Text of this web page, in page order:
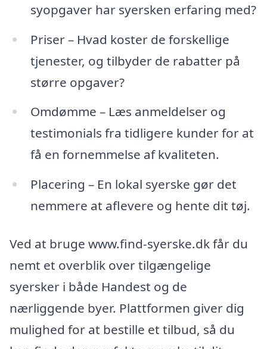
syopgaver har syersken erfaring med?
Priser – Hvad koster de forskellige
tjenester, og tilbyder de rabatter på
større opgaver?
Omdømme – Læs anmeldelser og
testimonials fra tidligere kunder for at
få en fornemmelse af kvaliteten.
Placering – En lokal syerske gør det
nemmere at aflevere og hente dit tøj.
Ved at bruge www.find-syerske.dk får du
nemt et overblik over tilgængelige
syersker i både Handest og de
nærliggende byer. Plattformen giver dig
mulighed for at bestille et tilbud, så du